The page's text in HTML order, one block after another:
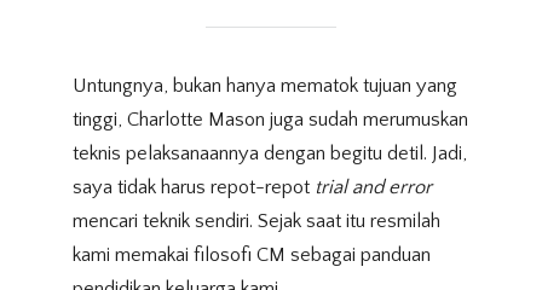
Untungnya, bukan hanya mematok tujuan yang
tinggi, Charlotte Mason juga sudah merumuskan
teknis pelaksanaannya dengan begitu detil. Jadi,
saya tidak harus repot-repot trial and error
mencari teknik sendiri. Sejak saat itu resmilah
kami memakai filosofi CM sebagai panduan